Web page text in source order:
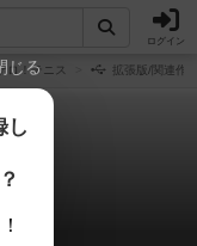
ログイン
ロ！テニス 拡張版/関連作
じる
し